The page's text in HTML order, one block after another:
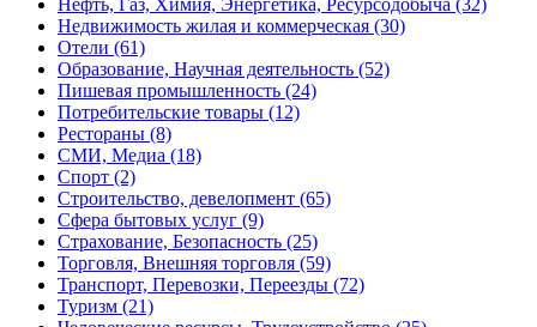
Нефть, Газ, Химия, Энергетика, Ресурсодобыча (32)
Недвижимость жилая и коммерческая (30)
Отели (61)
Образование, Научная деятельность (52)
Пишевая промышленность (24)
Потребительские товары (12)
Рестораны (8)
СМИ, Медиа (18)
Спорт (2)
Строительство, девелопмент (65)
Сфера бытовых услуг (9)
Страхование, Безопасность (25)
Торговля, Внешняя торговля (59)
Транспорт, Перевозки, Переезды (72)
Туризм (21)